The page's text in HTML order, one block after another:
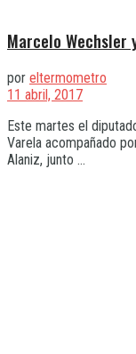
Marcelo Wechsler
por eltermometro
11 abril, 2017
Este martes el
Varela acompañado
Alaniz, junto ...